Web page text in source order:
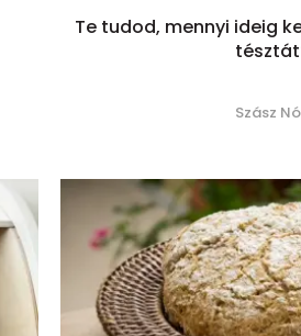
Te tudod, mennyi ideig
Szász